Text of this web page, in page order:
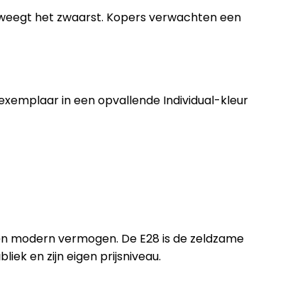
het zwaarst. Kopers verwachten een
in een opvallende Individual-kleur
vermogen. De E28 is de zeldzame
en zijn eigen prijsniveau.